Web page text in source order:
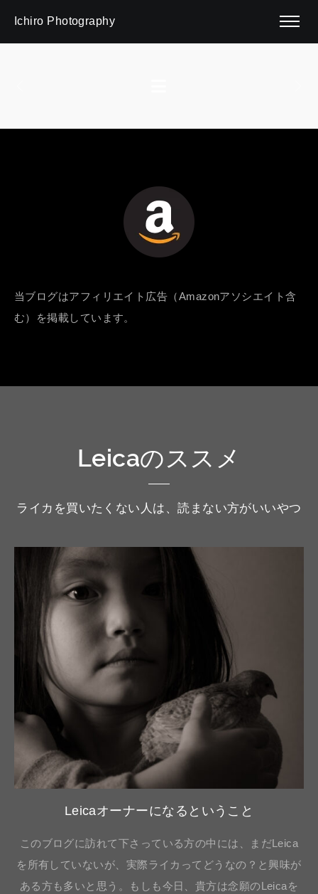
Ichiro Photography
当ブログはアフィリエイト広告（Amazonアソシエイト含
む）を掲載しています。
Leicaのススメ
ライカを買いたくない人は、読まない方がいいやつ
Leicaオーナーになるということ
このブログに訪れて下さっている方の中には、まだLeica
を所有していないが、実際ライカってどうなの？と興味が
ある方も多いと思う。もしも今日、貴方は念願のLeicaを